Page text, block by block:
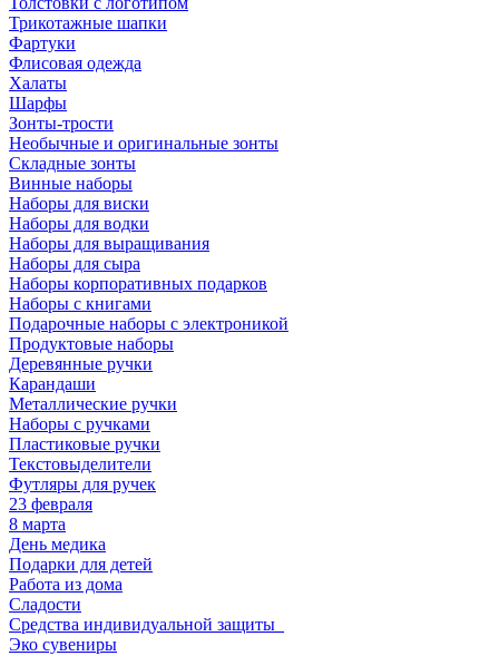
Трикотажные шапки
Фартуки
Флисовая одежда
Халаты
Шарфы
Зонты-трости
Необычные и оригинальные зонты
Складные зонты
Винные наборы
Наборы для виски
Наборы для водки
Наборы для выращивания
Наборы для сыра
Наборы корпоративных подарков
Наборы с книгами
Подарочные наборы с электроникой
Продуктовые наборы
Деревянные ручки
Карандаши
Металлические ручки
Наборы с ручками
Пластиковые ручки
Текстовыделители
Футляры для ручек
23 февраля
8 марта
День медика
Подарки для детей
Работа из дома
Сладости
Средства индивидуальной защиты_
Эко сувениры